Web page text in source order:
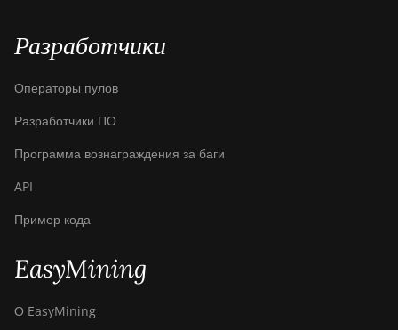
Разработчики
Операторы пулов
Разработчики ПО
Программа вознаграждения за баги
API
Пример кода
EasyMining
О EasyMining